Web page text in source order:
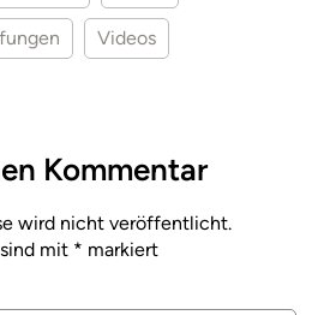
Videos
Kommentar
wird nicht veröffentlicht.
mit * markiert